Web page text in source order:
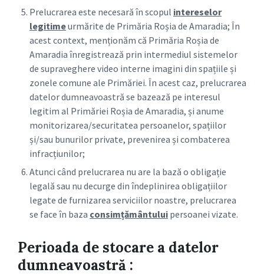
Prelucrarea este necesară în scopul intereselor
legitimeurmărite de Primăria Roșia de Amaradia; În
acest context, menționăm că Primăria Roșia de
Amaradia înregistrează prin intermediul sistemelor
de supraveghere video interne imagini din spațiile și
zonele comune ale Primăriei. În acest caz, prelucrarea
datelor dumneavoastră se bazează pe interesul
legitim al Primăriei Roșia de Amaradia, și anume
monitorizarea/securitatea persoanelor, spațiilor
și/sau bunurilor private, prevenirea și combaterea
infracțiunilor;
Atunci când prelucrarea nu are la bază o obligație
legală sau nu decurge din îndeplinirea obligațiilor
legate de furnizarea serviciilor noastre, prelucrarea
se face în baza consimțământului persoanei vizate.
Perioada de stocare a datelor
dumneavoastră :